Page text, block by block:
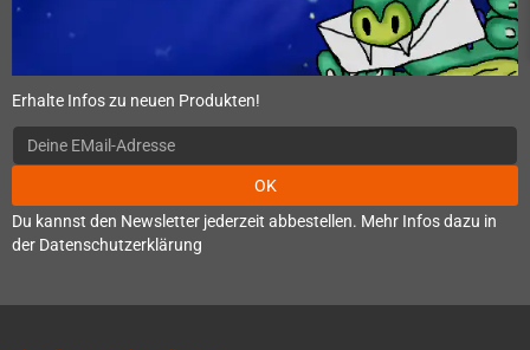
Erhalte Infos zu neuen Produkten!
OK
Du kannst den Newsletter jederzeit abbestellen. Mehr Infos dazu in
der Datenschutzerklärung